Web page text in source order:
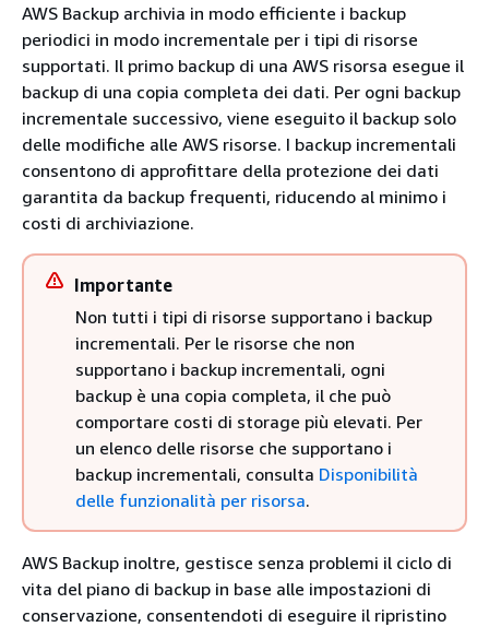
AWS Backup archivia in modo efficiente i backup
periodici in modo incrementale per i tipi di risorse
supportati. Il primo backup di una AWS risorsa esegue il
backup di una copia completa dei dati. Per ogni backup
incrementale successivo, viene eseguito il backup solo
delle modifiche alle AWS risorse. I backup incrementali
consentono di approfittare della protezione dei dati
garantita da backup frequenti, riducendo al minimo i
costi di archiviazione.
Importante
Non tutti i tipi di risorse supportano i backup
incrementali. Per le risorse che non
supportano i backup incrementali, ogni
backup è una copia completa, il che può
comportare costi di storage più elevati. Per
un elenco delle risorse che supportano i
backup incrementali, consulta Disponibilità
delle funzionalità per risorsa.
AWS Backup inoltre, gestisce senza problemi il ciclo di
vita del piano di backup in base alle impostazioni di
conservazione, consentendoti di eseguire il ripristino